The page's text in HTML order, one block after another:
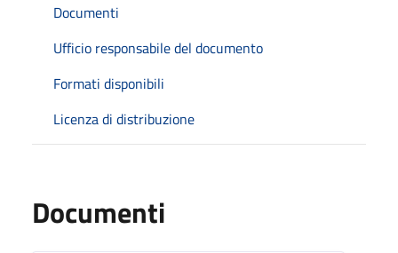
Documenti
Ufficio responsabile del documento
Formati disponibili
Licenza di distribuzione
Documenti